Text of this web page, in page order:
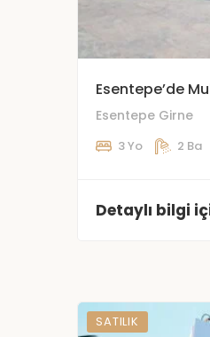
Esentepe’de
Esentepe Girne
3 Yo 2 Ba
Detaylı bilgi
SATILIK